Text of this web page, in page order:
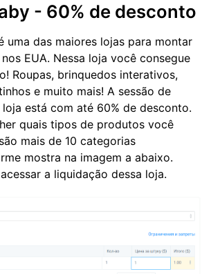
- 60% de desconto
uma das maiores lojas para montar
EUA. Nessa loja você consegue
Roupas, brinquedos interativos,
e muito mais! A sessão de
está com até 60% de desconto.
quais tipos de produtos você
mais de 10 categorias
mostra na imagem a abaixo.
a liquidação dessa loja.